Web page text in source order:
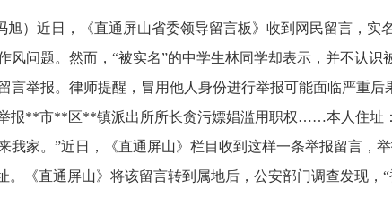
旭）近日，《直通屏山省委领导留言板》收到网民留言，实
风问题。然而，“被实名”的中学生林同学却表示，并不认识
言举报。律师提醒，冒用他人身份进行举报可能面临严重后
报**市**区**镇派出所所长贪污嫖娼滥用职权……本人住址
家。”近日，《直通屏山》栏目收到这样一条举报留言，
。《直通屏山》将该留言转到属地后，公安部门调查发现，“